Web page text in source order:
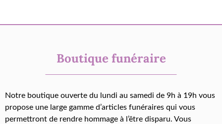
Boutique funéraire
Notre boutique ouverte du lundi au samedi de 9h à 19h vous
propose une large gamme d’articles funéraires qui vous
permettront de rendre hommage à l’être disparu. Vous